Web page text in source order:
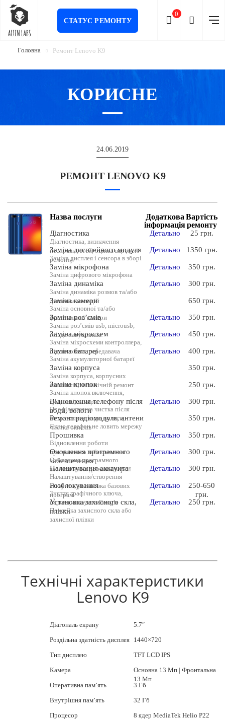
Головна Ремонт Lenovo K9
КОРИСНЕ
24.06.2019
РЕМОНТ LENOVO K9
Назва послуги
Діагностика
Діагностика, визначення
несправностей, оцінка вартості
ремонту
Заміна дисплейного модуля
Заміна дисплея і сенсора в зборі
Заміна мікрофона
Заміна цифрового мікрофона
Заміна динаміка
Заміна динаміка розмов та/або
динаміка мелодій
Заміна камери
Заміна основної та/або
фронтальної камери
Заміна роз’ємів
Заміна роз’ємів usb, microusb,
гнізда навушників
Заміна мікросхем
Заміна мікросхеми контроллера,
підсилювача, передавача
Заміна батареї
Заміна акумуляторної батареї
Заміна корпуса
Заміна корпуса, корпусних
елементів, механічній ремонт
Заміна кнопок
Заміна кнопок включення,
гучності, камери
Відновлення телефону після
води, вологи
Профілактична чистка після
потрапляння води, вологи,
чистка окислів
Ремонт радіомодуля, антени
Якщо телефон не ловить мережу
Прошивка
Відновлення роботи
програмного забезпечення
Оновлення програмного
забезпечення
Оновлення програмного
забезпечення до нової версії
Налаштування аккаунта
Налаштування/створення
аккаунта, установка базових
програм
Розблокування
Зняття графічного ключа,
пароля, аккаунта Google
Установка захисного скла,
плівки
Поклейка захисного скла або
захисної плівки
Додаткова
інформація
Детально
Детально
Детально
Детально
Детально
Детально
Детально
Детально
Детально
Детально
Детально
Детально
Детально
Вартість
ремонту
25 грн.
1350 грн.
350 грн.
300 грн.
650 грн.
350 грн.
450 грн.
400 грн.
350 грн.
250 грн.
300 грн.
350 грн.
350 грн.
300 грн.
300 грн.
250-650
грн.
250 грн.
Технічні характеристики
Lenovo K9
Діагональ екрану
Роздільна здатність дисплея
Тип дисплею
Камера
Оперативна пам’ять
Внутрішня пам’ять
Процесор
5.7″
1440×720
TFT LCD IPS
Основна 13 Мп | Фронтальна
13 Мп
3 Гб
32 Гб
8 ядер MediaTek Helio P22
СТАТУС РЕМОНТУ
0